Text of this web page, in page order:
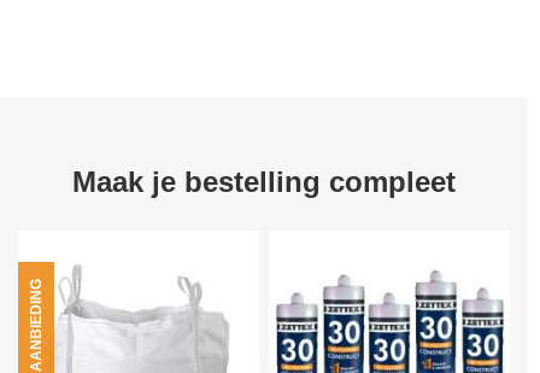
Maak je bestelling compleet
AANBIEDING